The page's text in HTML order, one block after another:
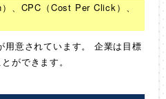
、CPC（Cost Per Click）、
用意されています。 企業は目標
ができます。